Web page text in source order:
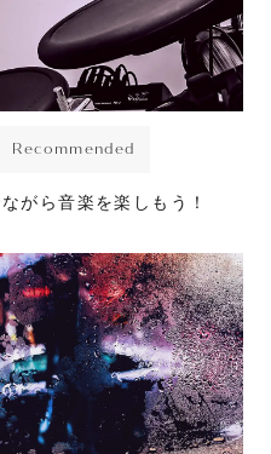
Recommended
がら音楽を楽しもう！